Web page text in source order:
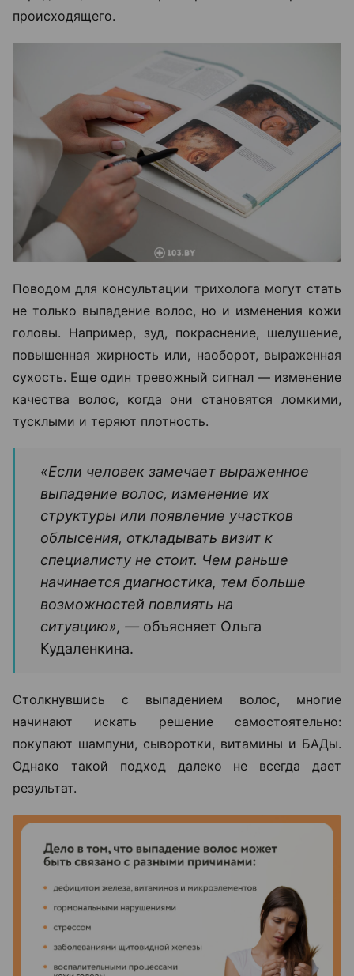
происходящего.
Поводом для консультации трихолога могут стать
не только выпадение волос, но и изменения кожи
головы. Например, зуд, покраснение, шелушение,
повышенная жирность или, наоборот, выраженная
сухость. Еще один тревожный сигнал — изменение
качества волос, когда они становятся ломкими,
тусклыми и теряют плотность.
«Если человек замечает выраженное
выпадение волос, изменение их
структуры или появление участков
облысения, откладывать визит к
специалисту не стоит. Чем раньше
начинается диагностика, тем больше
возможностей повлиять на
ситуацию», — объясняет Ольга
Кудаленкина.
Столкнувшись с выпадением волос, многие
начинают искать решение самостоятельно:
покупают шампуни, сыворотки, витамины и БАДы.
Однако такой подход далеко не всегда дает
результат.